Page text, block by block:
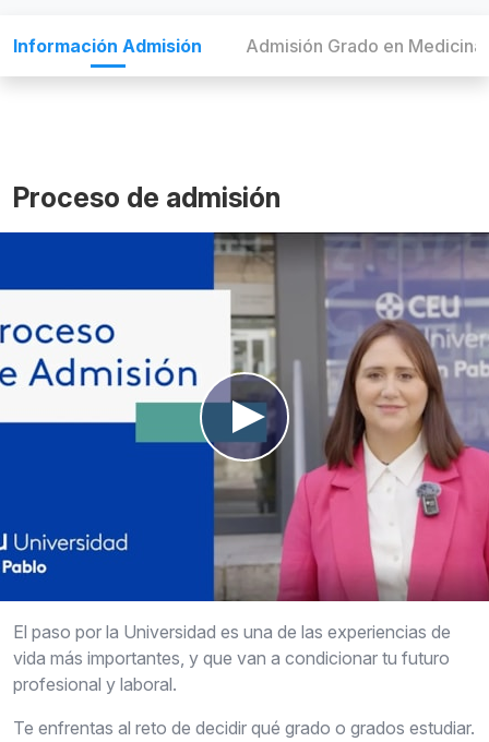
Información Admisión Admisión Grado en Medicina
Proceso de admisión
El paso por la Universidad es una de las experiencias de
vida más importantes, y que van a condicionar tu futuro
profesional y laboral.
Te enfrentas al reto de decidir qué grado o grados estudiar.